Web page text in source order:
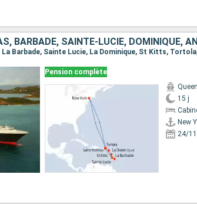
Barbade, Sainte Lucie, La Dominique, St Kitts,
Pension complète
15 j
New
24/